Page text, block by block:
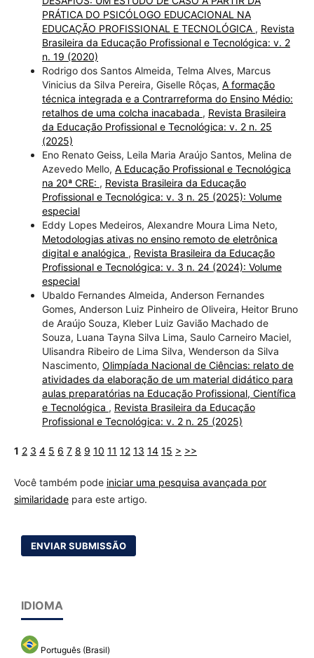
PRÁTICA DO PSICÓLOGO EDUCACIONAL NA
EDUCAÇÃO PROFISSIONAL E TECNOLÓGICA , Revista
Brasileira da Educação Profissional e Tecnológica: v. 2
n. 19 (2020)
Rodrigo dos Santos Almeida, Telma Alves, Marcus
Vinicius da Silva Pereira, Giselle Rôças, A formação
técnica integrada e a Contrarreforma do Ensino Médio:
retalhos de uma colcha inacabada , Revista Brasileira
da Educação Profissional e Tecnológica: v. 2 n. 25
(2025)
Eno Renato Geiss, Leila Maria Araújo Santos, Melina de
Azevedo Mello, A Educação Profissional e Tecnológica
na 20ª CRE: , Revista Brasileira da Educação
Profissional e Tecnológica: v. 3 n. 25 (2025): Volume
especial
Eddy Lopes Medeiros, Alexandre Moura Lima Neto,
Metodologias ativas no ensino remoto de eletrônica
digital e analógica , Revista Brasileira da Educação
Profissional e Tecnológica: v. 3 n. 24 (2024): Volume
especial
Ubaldo Fernandes Almeida, Anderson Fernandes
Gomes, Anderson Luiz Pinheiro de Oliveira, Heitor Bruno
de Araújo Souza, Kleber Luiz Gavião Machado de
Souza, Luana Tayna Silva Lima, Saulo Carneiro Maciel,
Ulisandra Ribeiro de Lima Silva, Wenderson da Silva
Nascimento, Olimpíada Nacional de Ciências: relato de
atividades da elaboração de um material didático para
aulas preparatórias na Educação Profissional, Científica
e Tecnológica , Revista Brasileira da Educação
Profissional e Tecnológica: v. 2 n. 25 (2025)
1 2 3 4 5 6 7 8 9 10 11 12 13 14 15 > >>
Você também pode iniciar uma pesquisa avançada por
similaridadepara este artigo.
ENVIAR SUBMISSÃO
IDIOMA
Português (Brasil)